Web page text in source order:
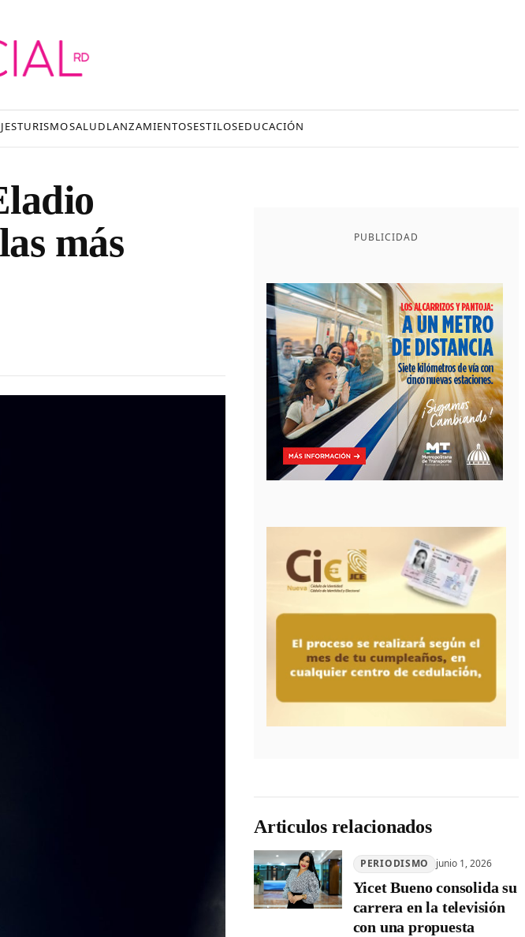
TURISMOSALUDLANZAMIENTOSESTILOSEDUCACIÓN
más
PUBLICIDAD
Articulos relacionados
PERIODISMO junio 1, 2026
Yicet Bueno consolida su
carrera en la televisión
con una propuesta